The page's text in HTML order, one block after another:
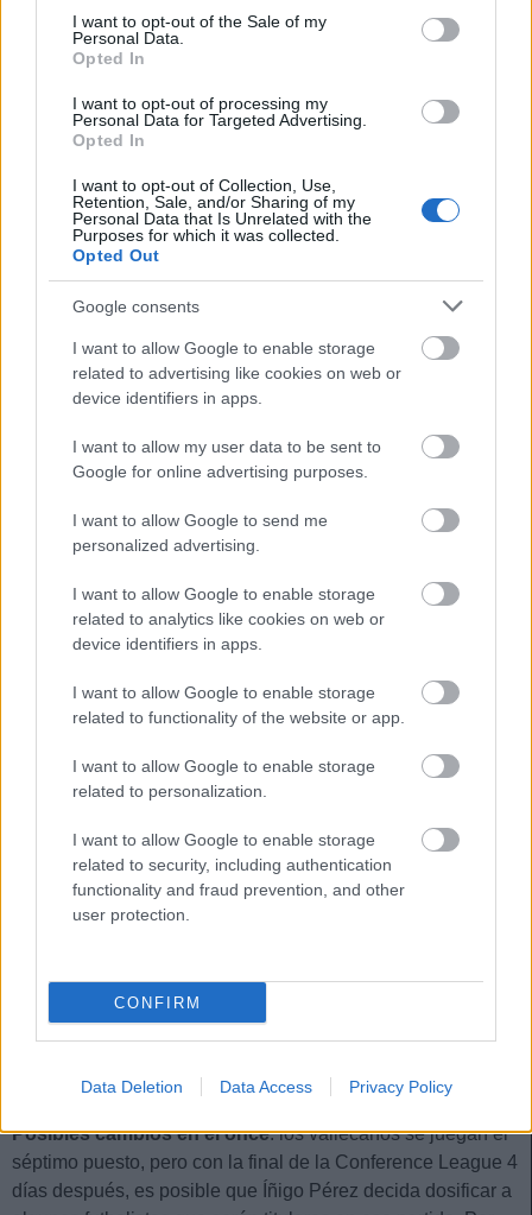
consent section.
I want to opt-out of the Sale of my
Personal Data.
Opted In
I want to opt-out of processing my
Personal Data for Targeted Advertising.
Opted In
I want to opt-out of Collection, Use,
Retention, Sale, and/or Sharing of my
Personal Data that Is Unrelated with the
Purposes for which it was collected.
Opted Out
Google consents
I want to allow Google to enable storage
related to advertising like cookies on web or
device identifiers in apps.
I want to allow my user data to be sent to
Google for online advertising purposes.
I want to allow Google to send me
personalized advertising.
I want to allow Google to enable storage
related to analytics like cookies on web or
device identifiers in apps.
I want to allow Google to enable storage
related to functionality of the website or app.
I want to allow Google to enable storage
related to personalization.
I want to allow Google to enable storage
related to security, including authentication
functionality and fraud prevention, and other
user protection.
CONFIRM
Data Deletion Data Access Privacy Policy
últimos partidos cómo Jonny, Pacheco, Youssef y
Benavidez en defensa y Guevara y Aleñá en el centro del
Novedad: ¡Ya está aquí el Comunio del Mundial 2026!
¿Con ganas de Mundial? ¡Pues
puedes disfrutarlo aún más
jugando a su versión en Comunio!
que tienes que saber para jugar al
RATIU
VALENTÍN
ÁLVARO GARCÍA DE FRUTOS
Estos jugadores son baja:
(sanción), Luiz Felipe, Ilias.
Estos jugadores son duda:Álvaro García.
Posibles cambios en el once: los vallecanos se juegan el
séptimo puesto, pero con la final de la Conference League 4
días después, es posible que Íñigo Pérez decida dosificar a